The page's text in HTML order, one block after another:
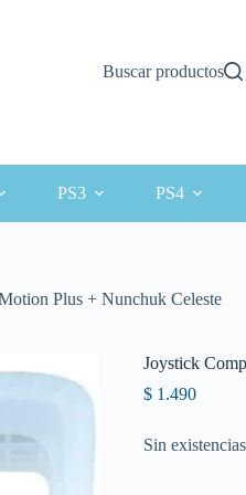
Buscar productos
PS3 PS4
Plus + Nunchuk Celeste
Joystick
$ 1.490
Sin existencias